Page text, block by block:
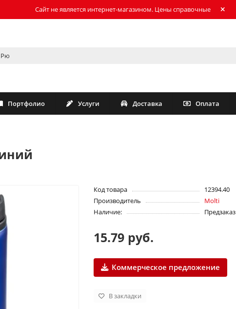
Сайт не является интернет-магазином. Цены справочные
Портфолио Услуги Доставка Оплата
Код товара
12394.40
Производитель
Molti
Наличие:
Предзаказ
15.79 руб.
Коммерческое предложение
В закладки